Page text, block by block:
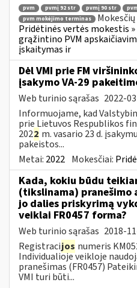
pvm pvmį 92 str pvmį 90 str
pvm mokėjimo terminas
Pridėtinės vertės mokestis
grąžintino PVM
įskaitymas ir
Dėl VMI prie FM
įsakymo VA-29
Web turinio sąrašas 2022-
Informuojame, kad
prie Lietuvos Respublikos
2022 m. vasario 23 d.
pakeistos...
Metai: 2022 Mokesčiai:
Kada, kokiu būdu
(tikslinama)
jo dalies priskyrimą
veiklai FR0457 forma?
Web turinio sąrašas 2018-
Registracijos numeris
Individualioje veikloje
pranešimas (FR0457)
VMI turi būti...